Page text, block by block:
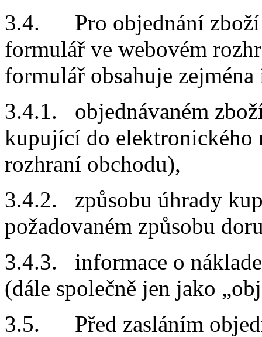
3.4. Pro objednání zboží
formulář ve webovém
formulář obsahuje
3.4.1. objednávaném
kupující do elektronického
rozhraní obchodu),
3.4.2. způsobu úhrady
požadovaném způsobu
3.4.3. informace o
(dále společně jen jako
3.5. Před zasláním